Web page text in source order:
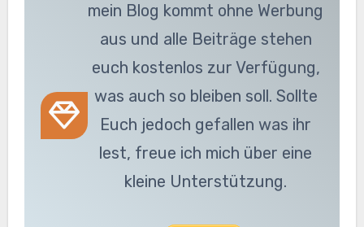
mein Blog kommt ohne Werbung
aus und alle Beiträge stehen
euch kostenlos zur Verfügung,
was auch so bleiben soll. Sollte
Euch jedoch gefallen was ihr
lest, freue ich mich über eine
kleine Unterstützung.